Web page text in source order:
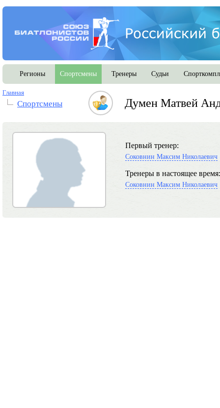
Регионы Спортсмены Тренеры Судьи
Главная
Спортсмены Думен Матвей
Первый тренер:
Соковнин Максим Николаевич
Тренеры в настоящее время:
Соковнин Максим Николаевич